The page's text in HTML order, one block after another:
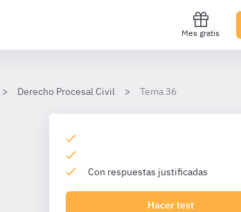
Mes gratis
Derecho Procesal Civil Tema 36
Con respuestas justificadas
Hacer test